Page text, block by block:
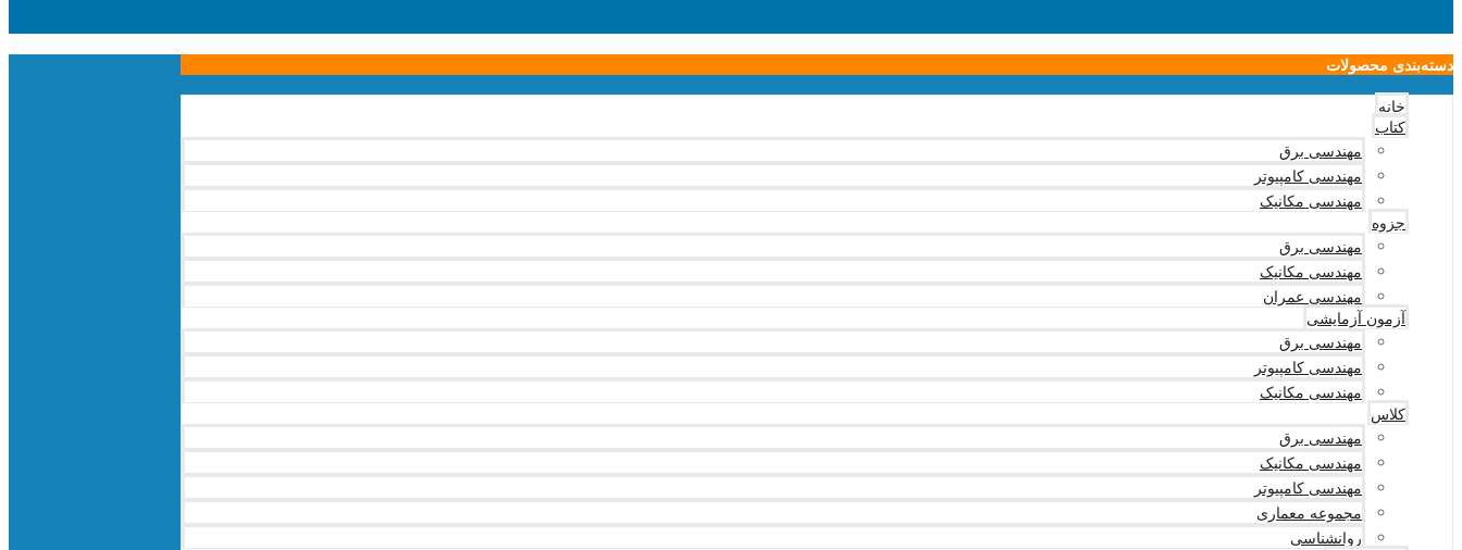
دسته‌بندی محصولات
خانه
کتاب
مهندسی برق
مهندسی کامپیوتر
مهندسی مکانیک
جزوه
مهندسی برق
مهندسی مکانیک
مهندسی عمران
آزمون آزمایشی
مهندسی برق
مهندسی کامپیوتر
مهندسی مکانیک
کلاس
مهندسی برق
مهندسی مکانیک
مهندسی کامپیوتر
مجموعه معماری
روانشناسی